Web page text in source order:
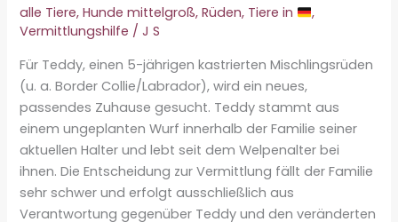
alle Tiere,Hunde mittelgroß,Rüden, Tiere in
,
Vermittlungshilfe /J S
Für Teddy, einen 5-jährigen kastrierten Mischlingsrüden
(u. a. Border Collie/Labrador), wird ein neues,
passendes Zuhause gesucht. Teddy stammt aus
einem ungeplanten Wurf innerhalb der Familie seiner
aktuellen Halter und lebt seit dem Welpenalter bei
ihnen. Die Entscheidung zur Vermittlung fällt der Familie
sehr schwer und erfolgt ausschließlich aus
Verantwortung gegenüber Teddy und den veränderten